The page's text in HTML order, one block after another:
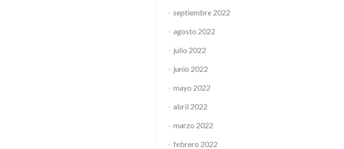
septiembre 2022
agosto 2022
julio 2022
junio 2022
mayo 2022
abril 2022
marzo 2022
febrero 2022